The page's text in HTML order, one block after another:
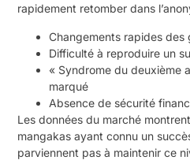
rapidement retomber dans
Changements rapides des
Difficulté à reproduire un
« Syndrome du deuxième
marqué
Absence de sécurité
Les données du marché
mangakas ayant connu un
parviennent pas à maintenir ce